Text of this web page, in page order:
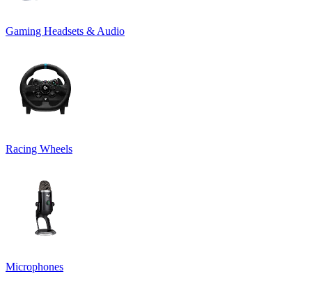
Gaming Headsets & Audio
Racing Wheels
Microphones